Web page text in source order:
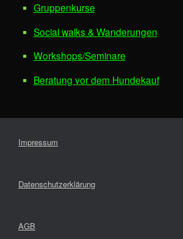
Gruppenkurse
Social walks & Wanderungen
Workshops/Seminare
Beratung vor dem Hundekauf
Impressum
Datenschutzerklärung
AGB